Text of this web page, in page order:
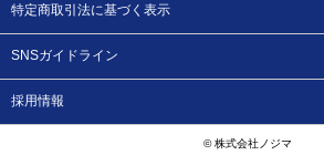
特定商取引法に基づく表示
SNSガイドライン
採用情報
© 株式会社ノジマ